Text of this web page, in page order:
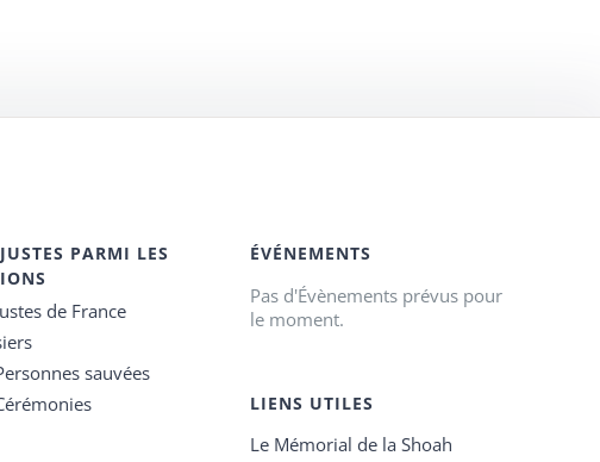
PARMI LES
de France
sauvées
ÉVÉNEMENTS
Pas d'Évènements prévus pour
le moment.
LIENS UTILES
Le Mémorial de la Shoah